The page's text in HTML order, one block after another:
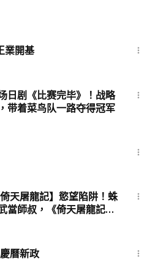
業開基
日剧《比赛完毕》！战略
带着菜鸟队一路夺得冠军
天屠龍記】慾望陷阱！蛛
當師叔，《倚天屠龍記》
曆新政